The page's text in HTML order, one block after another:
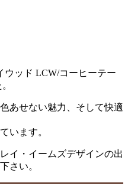
ウッド LCW/コーヒーテー
あせない魅力、そして快適
います。
イ・イームズデザインの出
さい。